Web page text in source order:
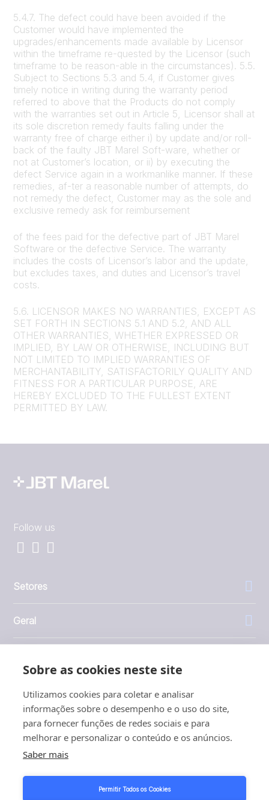
Sobre as cookies neste site
Utilizamos cookies para coletar e analisar
informações sobre o desempenho e o uso do site,
para fornecer funções de redes sociais e para
melhorar e personalizar o conteúdo e os anúncios.
Saber mais
Permitir Todos os Cookies
5.4.7. The defect could have been avoided if the
Customer would have implemented the
upgrades/enhancements made available by Licensor
within the timeframe re-quested by the Licensor (such
timeframe to be reason-able in the circumstances). 5.5.
Subject to Sections 5.3 and 5.4, if Customer gives
timely notice in writing during the warranty period
referred to above that the Products do not comply
with the warranties set out in Article 5, Licensor shall at
its sole discretion remedy faults falling under the
warranty free of charge either i) by update and/or roll-
back of the faulty JBT Marel Soft-ware, whether or
not at Customer’s location, or ii) by executing the
defect Service again in a workmanlike manner. If these
remedies, af-ter a reasonable number of attempts, do
not remedy the defect, Customer may as the sole and
exclusive remedy ask for reimbursement
of the fees paid for the defective part of JBT Marel
Software or the defective Service. The warranty
includes the costs of Licensor’s labor and the update,
but excludes taxes, and duties and Licensor’s travel
costs.
5.6. LICENSOR MAKES NO WARRANTIES, EXCEPT AS
SET FORTH IN SECTIONS 5.1 AND 5.2, AND ALL
OTHER WARRANTIES, WHETHER EXPRESSED OR
IMPLIED, BY LAW OR OTHERWISE, INCLUDING BUT
NOT LIMITED TO IMPLIED WARRANTIES OF
MERCHANTABILITY, SATISFACTORILY QUALITY AND
FITNESS FOR A PARTICULAR PURPOSE, ARE
HEREBY EXCLUDED TO THE FULLEST EXTENT
PERMITTED BY LAW.
Follow us
Setores
Geral
Investidores
1999 - 2026 © JBT Marel
Política de Privacidade e Cookies